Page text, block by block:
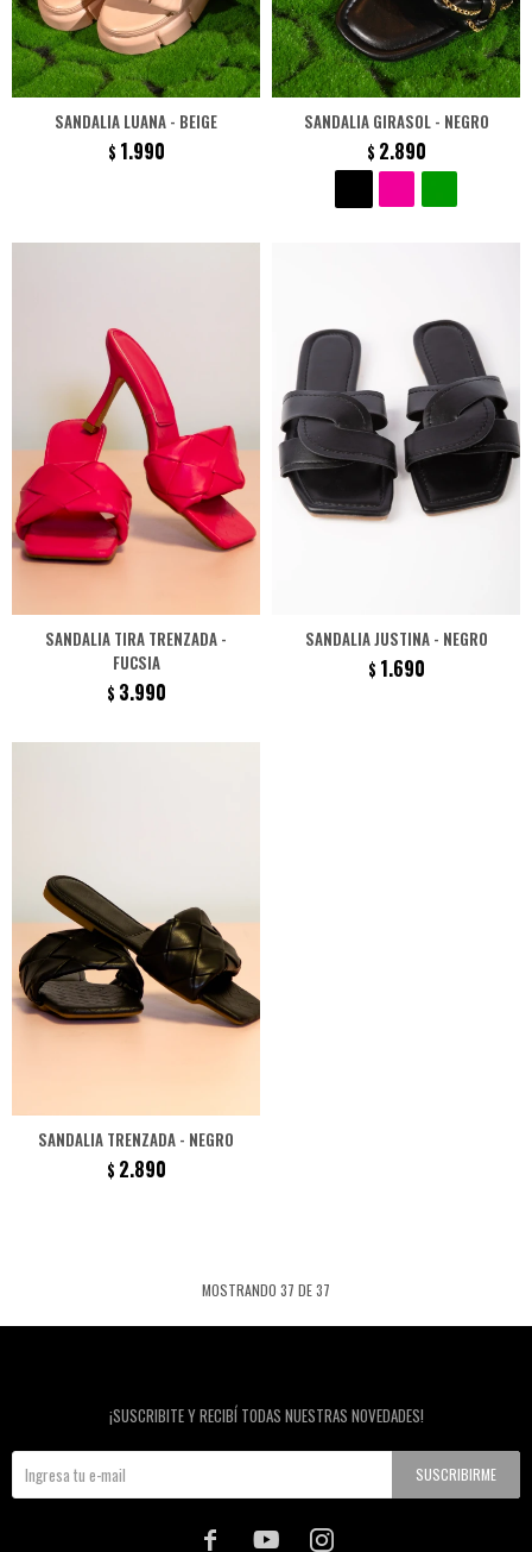
SANDALIA LUANA - BEIGE
$ 1.990
SANDALIA GIRASOL - NEGRO
$ 2.890
SANDALIA TIRA TRENZADA -
FUCSIA
$ 3.990
SANDALIA JUSTINA - NEGRO
$ 1.690
SANDALIA TRENZADA - NEGRO
$ 2.890
MOSTRANDO 37 DE37
¡SUSCRIBITE Y RECIBÍ TODAS NUESTRAS NOVEDADES!
SUSCRIBIRME
  